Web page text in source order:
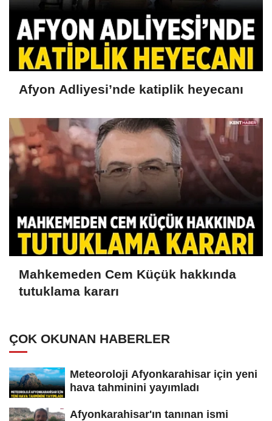
Afyon Adliyesi’nde katiplik heyecanı
Mahkemeden Cem Küçük hakkında
tutuklama kararı
ÇOK OKUNAN HABERLER
Meteoroloji Afyonkarahisar için yeni
hava tahminini yayımladı
Afyonkarahisar'ın tanınan ismi